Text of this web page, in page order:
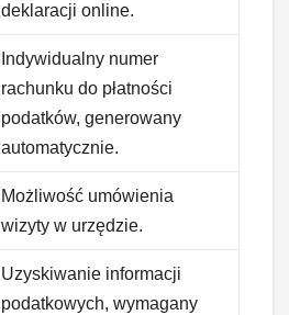
deklaracji online.
Indywidualny numer
rachunku do płatności
podatków, generowany
automatycznie.
Możliwość umówienia
wizyty w urzędzie.
Uzyskiwanie informacji
podatkowych, wymagany